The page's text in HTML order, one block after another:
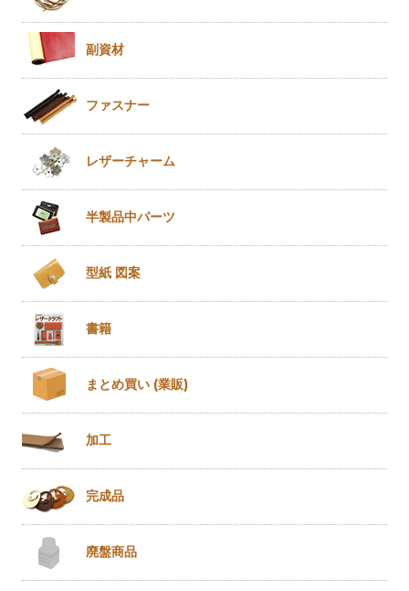
副資材
ファスナー
レザーチャーム
半製品中パーツ
型紙 図案
書籍
まとめ買い (業販)
加工
完成品
廃盤商品